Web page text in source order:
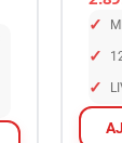
✓
✓
✓